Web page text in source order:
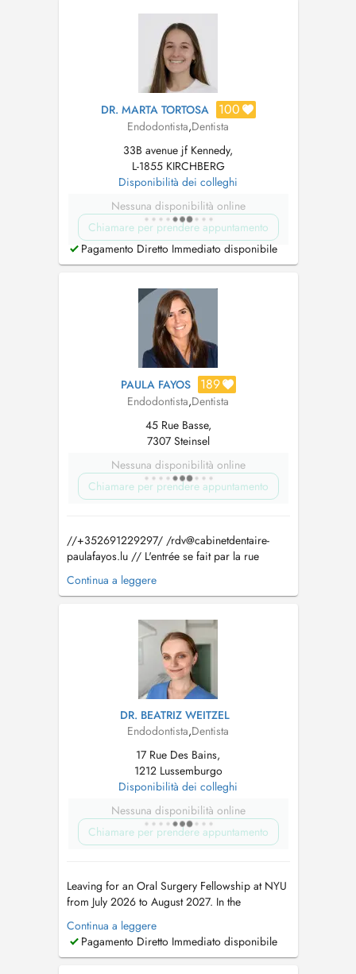
private clinic in Hollerich/Luxembourg.
DR. MARTA TORTOSA 100
Endodontista,Dentista
33B avenue jf Kennedy,
L-1855 KIRCHBERG
Disponibilità dei colleghi
Nessuna disponibilità online
Chiamare per prendere appuntamento
Pagamento Diretto Immediato disponibile
PAULA FAYOS 189
Endodontista,Dentista
45 Rue Basse,
7307 Steinsel
Nessuna disponibilità online
Chiamare per prendere appuntamento
//+352691229297/ /rdv@cabinetdentaire-
paulafayos.lu// L'entrée se fait par la rue
Basse. Il y a 3 places de parking réservées au
cabinet derrière le bâtiment. Pour les urgences,
veuillez directement contacter le cabinet. Paula
Fayos a obtenu le...
Continua a leggere
DR. BEATRIZ WEITZEL
Endodontista,Dentista
17 Rue Des Bains,
1212 Lussemburgo
Disponibilità dei colleghi
Nessuna disponibilità online
Chiamare per prendere appuntamento
Leaving for an Oral Surgery Fellowship at NYU
from July 2026 to August 2027. In the
meantime, please book appointments with Dr
Maria Teresa Weitzel (8 rue Cyprien Merjai and
17 rue des Bains, 1st floor) or Dr Philippe
Continua a leggere
Pagamento Diretto Immediato disponibile